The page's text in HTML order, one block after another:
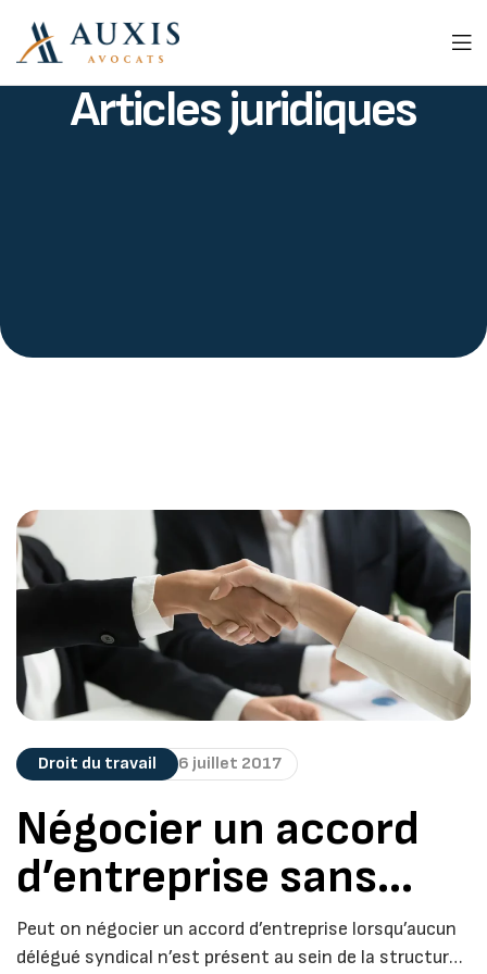
Articles juridiques
Droit du travail 6 juillet 2017
Négocier un accord
d’entreprise sans
délégué syndical
Peut on négocier un accord d’entreprise lorsqu’aucun
délégué syndical n’est présent au sein de la structure